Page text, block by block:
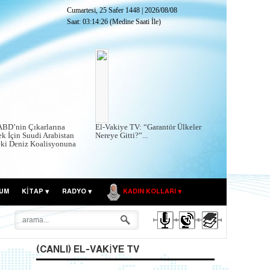
Cumartesi, 25 Safer 1448 2026/08/08
Saat: 03:14:27(Medine Saati İle)
Çıkarlarına
İçin Suudi Arabistan
Deniz Koalisyonuna
El-Vakiye TV: “Garantör Ülkeler
Nereye Gitti?”...
KITAP RADYO KADIN KOLLARI
(CANLI) EL-VAKIYE TV